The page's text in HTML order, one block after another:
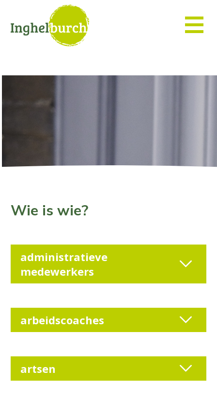
Wie is wie?
administratieve
medewerkers
arbeidscoaches
artsen